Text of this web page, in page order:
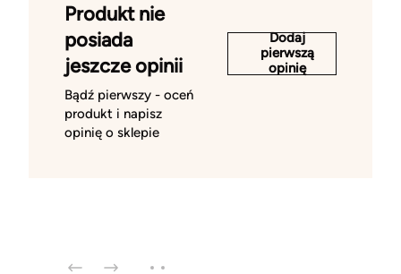
Produkt nie
posiada
jeszcze opinii
Bądź pierwszy - oceń
produkt i napisz
opinię o sklepie
Dodaj
pierwszą
opinię